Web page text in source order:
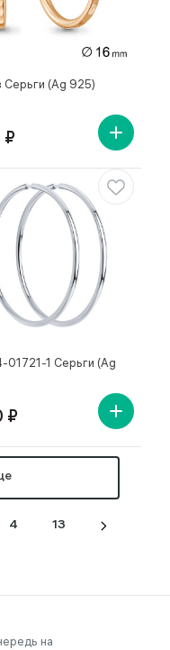
Серьги (Ag 925)
₽
01721-1 Серьги (Ag
₽
4 13
на